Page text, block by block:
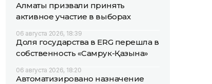
Алматы призвали принять
активное участие в выборах
06 августа 2026, 18:39
Доля государства в ERG перешла в
собственность «Самрук-Қазына»
06 августа 2026, 18:20
Автоматизировано назначение